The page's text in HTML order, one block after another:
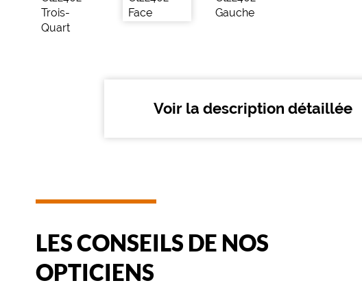
Voir la description détaillée
LES CONSEILS DE NOS
OPTICIENS